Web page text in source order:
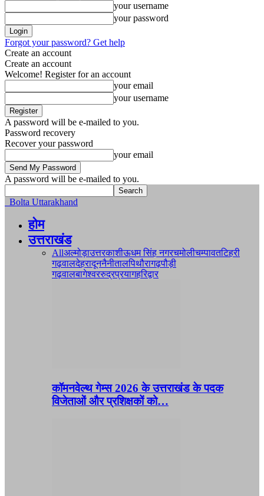
your username
your password
Forgot your password? Get help
Create an account
Create an account
Welcome! Register for an account
your email
your username
A password will be e-mailed to you.
Password recovery
Recover your password
your email
A password will be e-mailed to you.
Bolta Uttarakhand
होम
उत्तराखंड
Allअल्मोड़ाउत्तरकाशीऊधम सिंह नगरचमोलीचम्पावतटिहरी
गढ़वालदेहरादूननैनीतालपिथौरागढ़पौड़ी
गढ़वालबागेश्वररुद्रप्रयागहरिद्वार
कॉमनवेल्थ गेम्स 2026 के उत्तराखंड के पदक
विजेताओं और प्रशिक्षकों को…